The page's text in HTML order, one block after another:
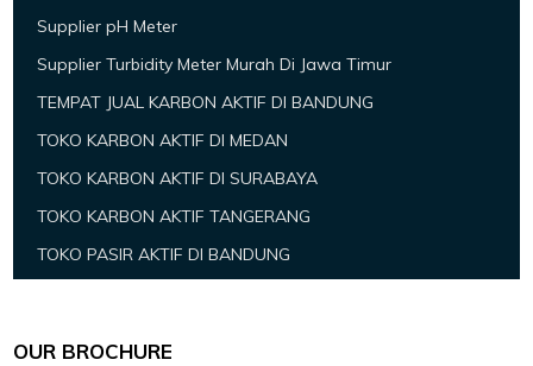
Supplier pH Meter
Supplier Turbidity Meter Murah Di Jawa Timur
TEMPAT JUAL KARBON AKTIF DI BANDUNG
TOKO KARBON AKTIF DI MEDAN
TOKO KARBON AKTIF DI SURABAYA
TOKO KARBON AKTIF TANGERANG
TOKO PASIR AKTIF DI BANDUNG
OUR BROCHURE